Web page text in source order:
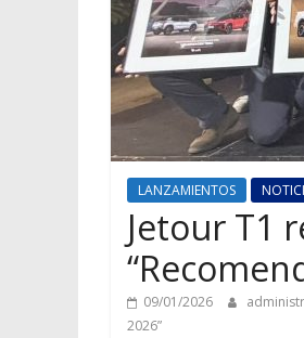
LANZAMIENTOS
Jetour T1
09/01/2026
2026”